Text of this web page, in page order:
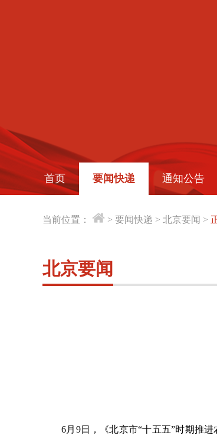
首页 要闻快递 通知公告
当前位置： > 要闻快递 > 北京要闻 >
北京要闻
6月 9日，《北京市“十五五”时期推